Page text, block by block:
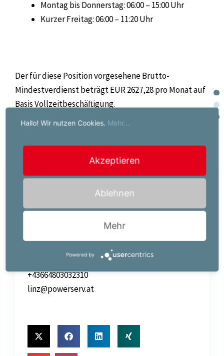
Montag bis Donnerstag: 06:00 – 15:00 Uhr
Kurzer Freitag: 06:00 – 11:20 Uhr
Der für diese Position vorgesehene Brutto-
Mindestverdienst beträgt EUR 2627,28 pro Monat auf
Basis Vollzeitbeschäftigung.
Jetzt bewerben!
+43664803032310
linz@powerserv.at
Hallo! Wir nutzen Cookies. Mehr...
Akzeptieren
Ablehnen
Mehr
Powered by